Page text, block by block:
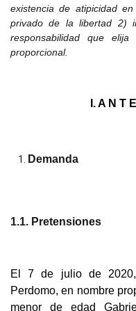
existencia de atipicidad
privado de la libertad 2)
responsabilidad que
proporcional.
I. A N T
Demanda
1.1. Pretensiones
El7 de julio de 2020,
Perdomo, en nombre
menor de edad